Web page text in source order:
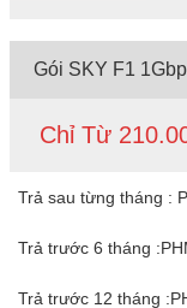
Gói SKY F1
Chỉ Từ
Trả sau từng tháng :
Trả trước 6 tháng
Trả trước 12 tháng